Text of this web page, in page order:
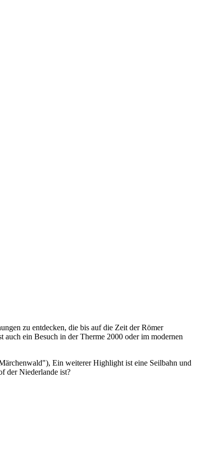
zu entdecken, die bis auf die Zeit der Römer
ein Besuch in der Therme 2000 oder im modernen
Ein weiterer Highlight ist eine Seilbahn und
der Niederlande ist?